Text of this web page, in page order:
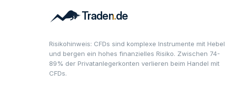
Risikohinweis: CFDs sind komplexe Instrumente mit Hebel
und bergen ein hohes finanzielles Risiko. Zwischen 74-
89% der Privatanlegerkonten verlieren beim Handel mit
CFDs.